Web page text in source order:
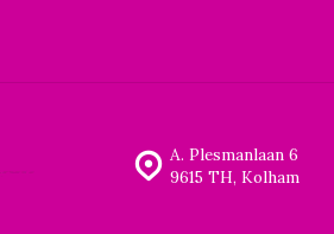
A. Plesmanlaan 6
9615 TH, Kolham